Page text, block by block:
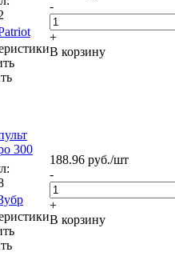
-
+
В корзину
300
:
188.96 руб./шт
-
+
В корзину